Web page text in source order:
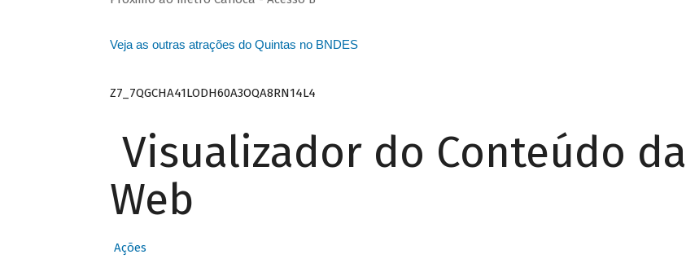
Veja as outras atrações do Quintas no BNDES
Z7_7QGCHA41LODH60A3OQA8RN14L4
Visualizador do Conteúdo da
Web
Ações